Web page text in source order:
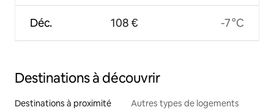
Déc. 108 € -7 °C
Destinations à découvrir
Destinations à proximité Autres types de logements